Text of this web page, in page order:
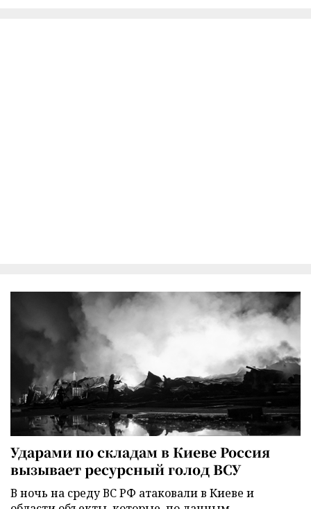
Ударами по складам в Киеве Россия
вызывает ресурсный голод ВСУ
В ночь на среду ВС РФ атаковали в Киеве и